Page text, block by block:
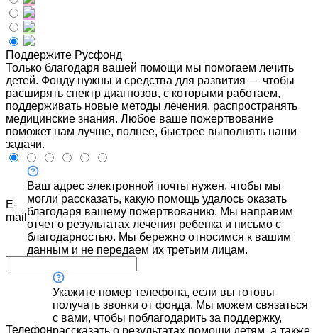
Поддержите Русфонд
Только благодаря вашей помощи мы помогаем лечить
детей. Фонду нужны и средства для развития — чтобы
расширять спектр диагнозов, с которыми работаем,
поддерживать новые методы лечения, распространять
медицинские знания. Любое ваше пожертвование
поможет нам лучше, полнее, быстрее выполнять наши
задачи.
E-
mail
Ваш адрес электронной почты нужен, чтобы мы
могли рассказать, какую помощь удалось оказать
благодаря вашему пожертвованию. Мы направим
отчет о результатах лечения ребенка и письмо с
благодарностью. Мы бережно относимся к вашим
данным и не передаем их третьим лицам.
Телефон
Укажите номер телефона, если вы готовы
получать звонки от фонда. Мы можем связаться
с вами, чтобы поблагодарить за поддержку,
рассказать о результатах помощи детям, а также